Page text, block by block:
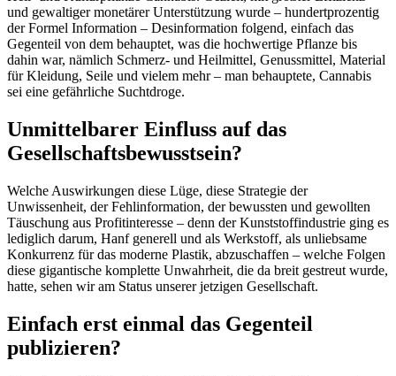
und gewaltiger monetärer Unterstützung wurde – hundertprozentig
der Formel Information – Desinformation folgend, einfach das
Gegenteil von dem behauptet, was die hochwertige Pflanze bis
dahin war, nämlich Schmerz- und Heilmittel, Genussmittel, Material
für Kleidung, Seile und vielem mehr – man behauptete, Cannabis
sei eine gefährliche Suchtdroge.
Unmittelbarer Einfluss auf das
Gesellschaftsbewusstsein?
Welche Auswirkungen diese Lüge, diese Strategie der
Unwissenheit, der Fehlinformation, der bewussten und gewollten
Täuschung aus Profitinteresse – denn der Kunststoffindustrie ging es
lediglich darum, Hanf generell und als Werkstoff, als unliebsame
Konkurrenz für das moderne Plastik, abzuschaffen – welche Folgen
diese gigantische komplette Unwahrheit, die da breit gestreut wurde,
hatte, sehen wir am Status unserer jetzigen Gesellschaft.
Einfach erst einmal das Gegenteil
publizieren?